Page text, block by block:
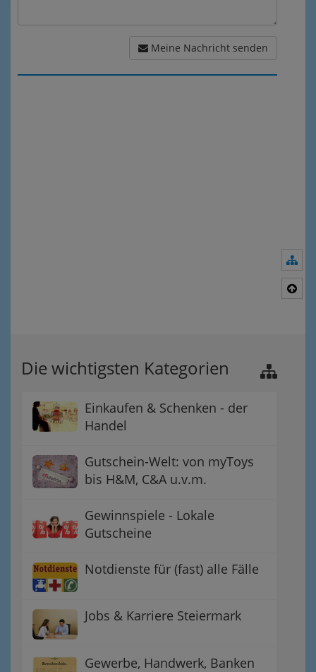
Meine Nachricht senden
Die wichtigsten Kategorien
Einkaufen & Schenken - der
Handel
Gutschein-Welt: von myToys
bis H&M, C&A u.v.m.
Gewinnspiele - Lokale
Gutscheine
Notdienste für (fast) alle Fälle
Jobs & Karriere Steiermark
Gewerbe, Handwerk, Banken